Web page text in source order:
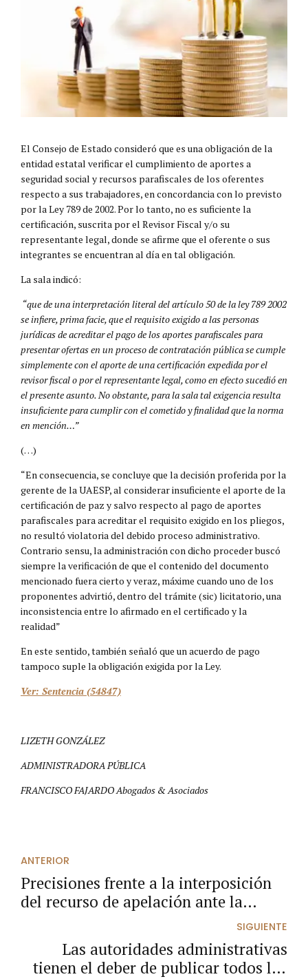
El Consejo de Estado consideró que es una obligación de la
entidad estatal verificar el cumplimiento de aportes a
seguridad social y recursos parafiscales de los oferentes
respecto a sus trabajadores, en concordancia con lo previsto
por la Ley 789 de 2002. Por lo tanto, no es suficiente la
certificación, suscrita por el Revisor Fiscal y/o su
representante legal, donde se afirme que el oferente o sus
integrantes se encuentran al día en tal obligación.
La sala indicó:
“que de una interpretación literal del artículo 50 de la ley 789 2002
se infiere, prima facie, que el requisito exigido a las personas
jurídicas de acreditar el pago de los aportes parafiscales para
presentar ofertas en un proceso de contratación pública se cumple
simplemente con el aporte de una certificación expedida por el
revisor fiscal o por el representante legal, como en efecto sucedió en
el presente asunto. No obstante, para la sala tal exigencia resulta
insuficiente para cumplir con el cometido y finalidad que la norma
en mención…”
(…)
“En consecuencia, se concluye que la decisión proferida por la
gerente de la UAESP, al considerar insuficiente el aporte de la
certificación de paz y salvo respecto al pago de aportes
parafiscales para acreditar el requisito exigido en los pliegos,
no resultó violatoria del debido proceso administrativo.
Contrario sensu, la administración con dicho proceder buscó
siempre la verificación de que el contenido del documento
mencionado fuera cierto y veraz, máxime cuando uno de los
proponentes advirtió, dentro del trámite (sic) licitatorio, una
inconsistencia entre lo afirmado en el certificado y la
realidad”
En este sentido, también señaló que un acuerdo de pago
tampoco suple la obligación exigida por la Ley.
Ver: Sentencia (54847)
LIZETH GONZÁLEZ
ADMINISTRADORA PÚBLICA
FRANCISCO FAJARDO Abogados & Asociados
ANTERIOR
Precisiones frente a la interposición
del recurso de apelación ante la
administrativa
SIGUIENTE
Las autoridades administrativas
tienen el deber de publicar todos los